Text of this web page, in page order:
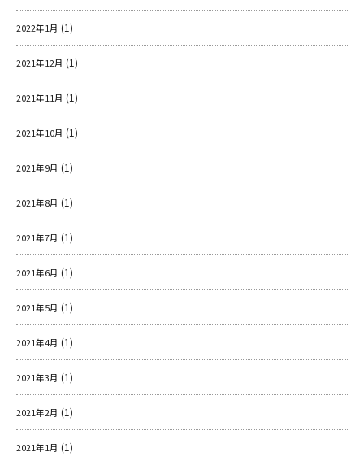
2022年1月 (1)
2021年12月 (1)
2021年11月 (1)
2021年10月 (1)
2021年9月 (1)
2021年8月 (1)
2021年7月 (1)
2021年6月 (1)
2021年5月 (1)
2021年4月 (1)
2021年3月 (1)
2021年2月 (1)
2021年1月 (1)